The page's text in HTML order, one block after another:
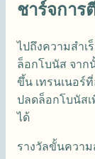
ชาร์จการ
ไปถึงความสำ
ล็อกโบนัส จาก
ขึ้น เทรนเนอร์ที่
ปลดล็อกโบนัส
ได้
รางวัลขั้นความ